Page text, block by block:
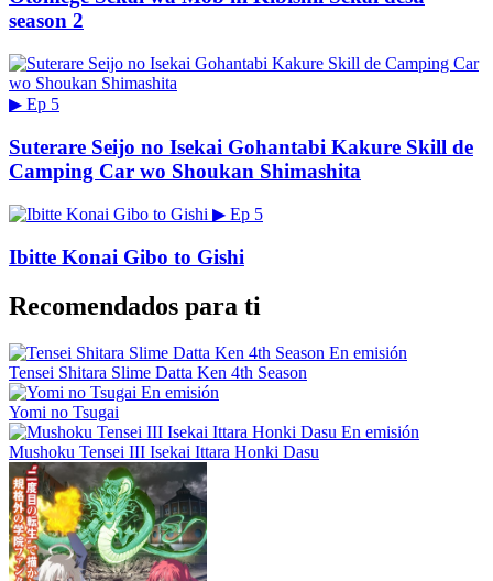
season 2
▶ Ep 5
Suterare Seijo no Isekai Gohantabi Kakure Skill de
Camping Car wo Shoukan Shimashita
▶ Ep 5
Ibitte Konai Gibo to Gishi
Recomendados para ti
En emisión
Tensei Shitara Slime Datta Ken 4th Season
En emisión
Yomi no Tsugai
En emisión
Mushoku Tensei III Isekai Ittara Honki Dasu